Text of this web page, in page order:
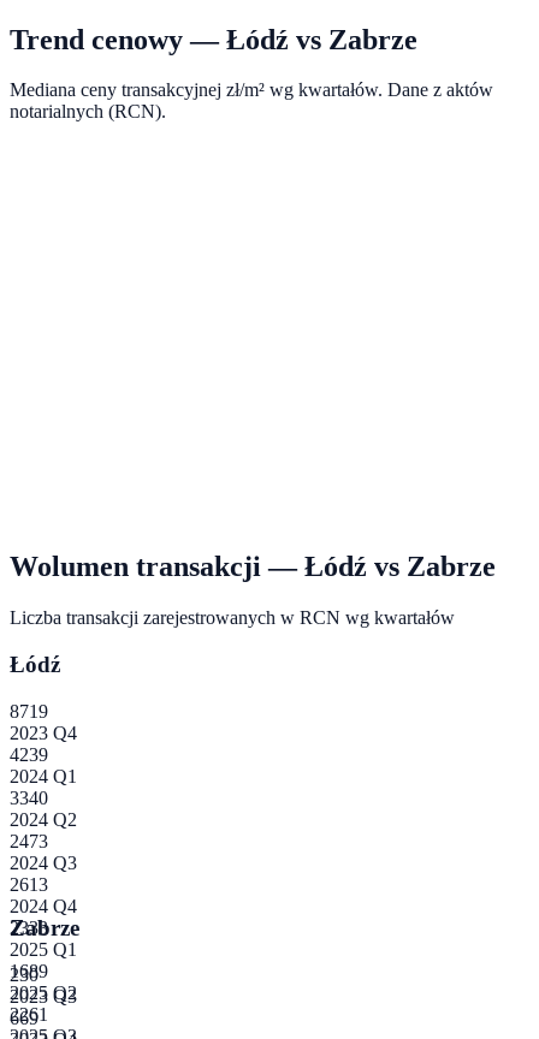
Trend cenowy —Łódź vs Zabrze
Mediana ceny transakcyjnej zł/m² wg kwartałów. Dane z aktów
notarialnych (RCN).
Wolumen transakcji —Łódź vs Zabrze
Liczba transakcji zarejestrowanych w RCN wg kwartałów
Łódź
8719
2023 Q4
4239
2024 Q1
3340
2024 Q2
2473
2024 Q3
2613
2024 Q4
2333
2025 Q1
1689
2025 Q2
2261
Zabrze
230
2023 Q3
669